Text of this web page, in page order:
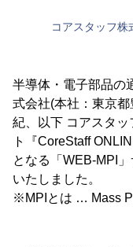
コアスタッフ株
半導体・電子部品の
式会社(本社：東京
紀、以下 コアスタ
ト『CoreStaff
となる「WEB-MPI
いたしました。
※MPIとは … Mass